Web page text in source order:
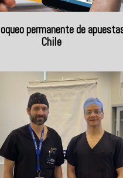
permanente de
Chile